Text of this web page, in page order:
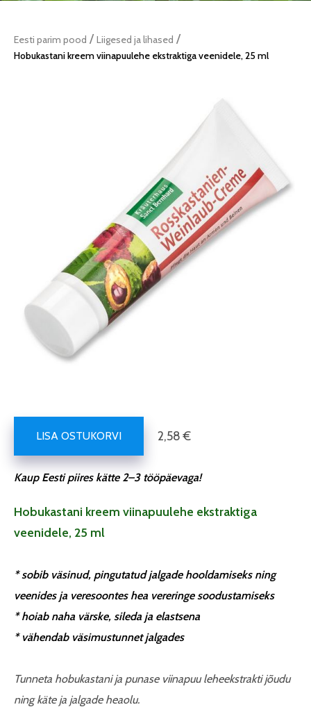
Eesti parim pood / Liigesed ja lihased /
Hobukastani kreem viinapuulehe ekstraktiga veenidele, 25 ml
LISA OSTUKORVI 2,58 €
Kaup Eesti piires kätte 2–3 tööpäevaga!
Hobukastani kreem viinapuulehe ekstraktiga
veenidele, 25 ml
* sobib väsinud, pingutatud jalgade hooldamiseks ning
veenides ja veresoontes hea vereringe soodustamiseks
* hoiab naha värske, sileda ja elastsena
* vähendab väsimustunnet jalgades
Tunneta hobukastani ja punase viinapuu leheekstrakti jõudu
ning käte ja jalgade heaolu.